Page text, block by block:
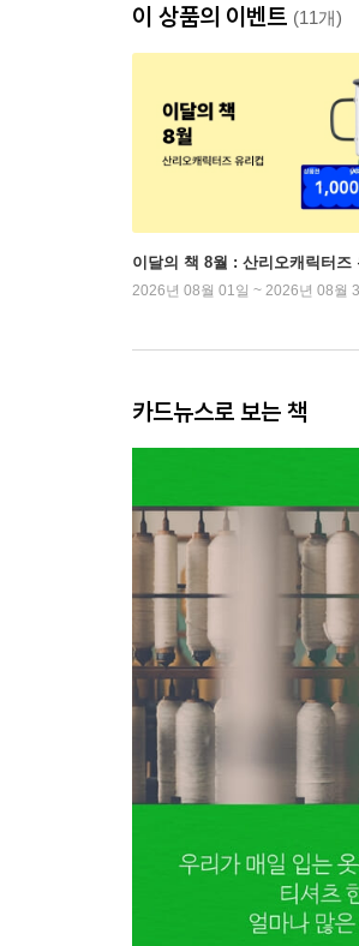
이 상품의 이벤트 (11개)
이달의 책 8월 : 산리오캐릭터즈
2026년 08월 01일 ~ 2026년 08월
카드뉴스로 보는 책